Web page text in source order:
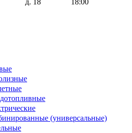
д. 18
18:00
(универсальные)